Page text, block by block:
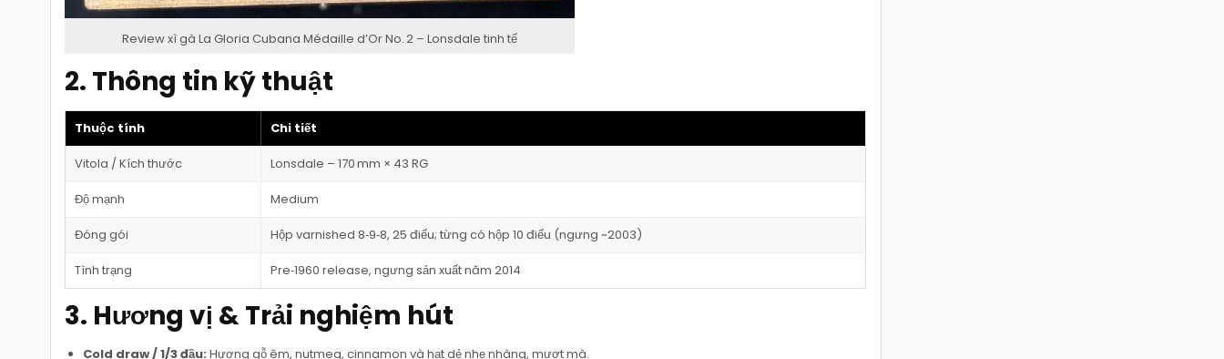
Review xì gà La Gloria Cubana Médaille d’Or No. 2 – Lonsdale tinh tế
2. Thông tin kỹ thuật
Thuộc tính Chi tiết
Vitola / Kích thước Lonsdale – 170 mm × 43 RG
Độ mạnh Medium
Đóng gói Hộp varnished 8‑9‑8, 25 điếu; từng có hộp 10 điếu (ngưng ~2003)
Tình trạng Pre‑1960 release, ngưng sản xuất năm 2014
3. Hương vị & Trải nghiệm hút
Cold draw / 1/3 đầu: Hương gỗ êm, nutmeg, cinnamon và hạt dẻ nhẹ nhàng, mượt mà.